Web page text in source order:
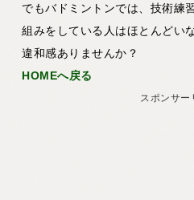
でもバドミントンでは、技術練
組みをしている人はほとんどい
違和感ありませんか？
HOMEへ戻る
スポンサー